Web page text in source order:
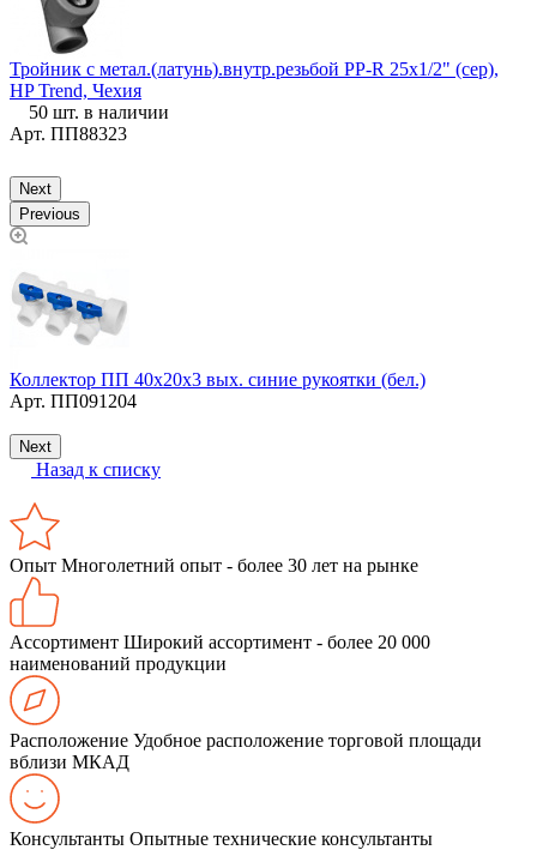
Тройник с метал.(латунь).внутр.резьбой PP-R 25х1/2" (сер),
HP Trend, Чехия
50 шт. в наличии
Арт. ПП88323
Next
Previous
Коллектор ПП 40х20х3 вых. синие рукоятки (бел.)
Арт. ПП091204
Next
Назад к списку
Опыт Многолетний опыт - более 30 лет на рынке
Ассортимент Широкий ассортимент - более 20 000
наименований продукции
Расположение Удобное расположение торговой площади
вблизи МКАД
Консультанты Опытные технические консультанты